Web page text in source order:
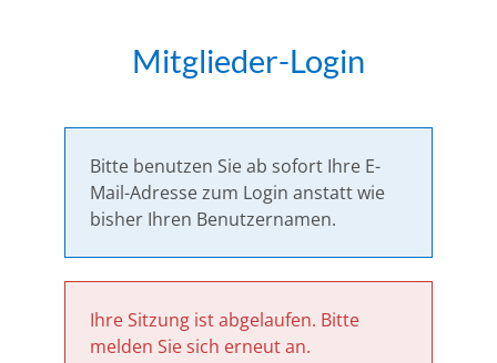
Mitglieder-Login
Bitte benutzen Sie ab sofort Ihre E-
Mail-Adresse zum Login anstatt wie
bisher Ihren Benutzernamen.
Ihre Sitzung ist abgelaufen. Bitte
melden Sie sich erneut an.